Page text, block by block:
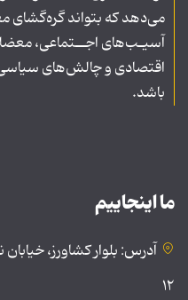
می‌دهد که بتواند گره‌گشای
آسیـب‌های اجــتماعی،
اقتصادی و چالش‌های
باشد.
ما اینجاییم
آدرس: بلوار کشاورز،
۱۲